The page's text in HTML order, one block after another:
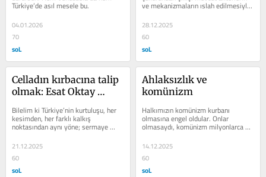
Türkiye’de asıl mesele bu.
04.01.2026
70
soL
ve mekanizmaların ıslah edilmesiyle
28.12.2025
60
soL
Celladın kırbacına talip
olmak: Esat Oktay
Bilelim ki Türkiye’nin kurtuluşu, her
kesimden, her farklı kalkış
noktasından aynı yöne; sermaye
düşmanlığına hareketle mümkündür
ve...
21.12.2025
60
soL
Ahlaksızlık ve
komünizm
Halkımızın komünizm kurbanı
olmasına engel oldular. Onlar
olmasaydı, komünizm milyonlarca
genci zorla iş güç sahibi yapacaktı.
Komünizm...
14.12.2025
60
soL